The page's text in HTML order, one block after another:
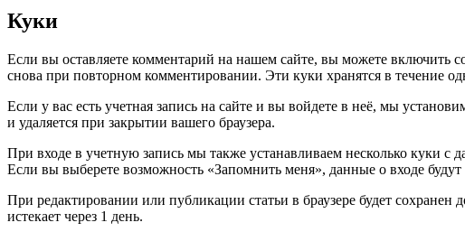
Куки
Если вы оставляете комментарий на нашем сайте, вы можете включить
снова при повторном комментировании. Эти куки хранятся в течение
Если у вас есть учетная запись на сайте и вы войдете в неё, мы
и удаляется при закрытии вашего браузера.
При входе в учетную запись мы также устанавливаем несколько куки с
Если вы выберете возможность «Запомнить меня», данные о входе
При редактировании или публикации статьи в браузере будет
истекает через 1 день.